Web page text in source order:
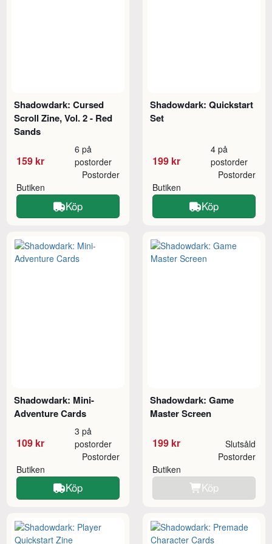
Shadowdark: Cursed
Scroll Zine, Vol. 2 - Red
Sands
159 kr
6 på
postorder
Butiken
Postorder
Köp
Shadowdark: Quickstart
Set
199 kr
4 på
postorder
Butiken
Postorder
Köp
Shadowdark: Mini-
Adventure Cards
109 kr
3 på
postorder
Butiken
Postorder
Köp
Shadowdark: Game
Master Screen
199 kr Slutsåld
Butiken
Postorder
Köp